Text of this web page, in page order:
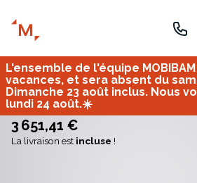
Créez votre projet
Imaginez et concevez un
L'ensemble de l'équipe
vacances, et sera absent du
Dimanche 23 août inclus. Nous
lundi 24 août.☀️
3 651,41 €
La livraison est incluse !